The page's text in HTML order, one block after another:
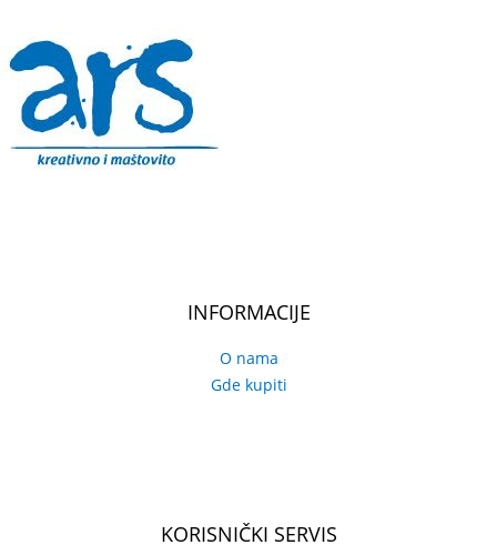
INFORMACIJE
O nama
Gde kupiti
KORISNIČKI SERVIS